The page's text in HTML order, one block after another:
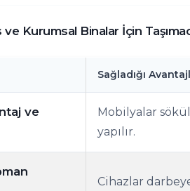
Kurumsal Binalar İçin
Sağladığı
ve
Mobilyalar
yapılır.
Cihazlar